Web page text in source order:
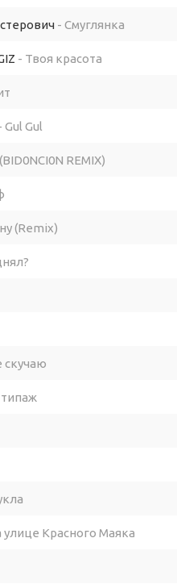
- Смуглянка
- Твоя красота
Gul Gul
REMIX)
(Remix)
скучаю
улице Красного Маяка